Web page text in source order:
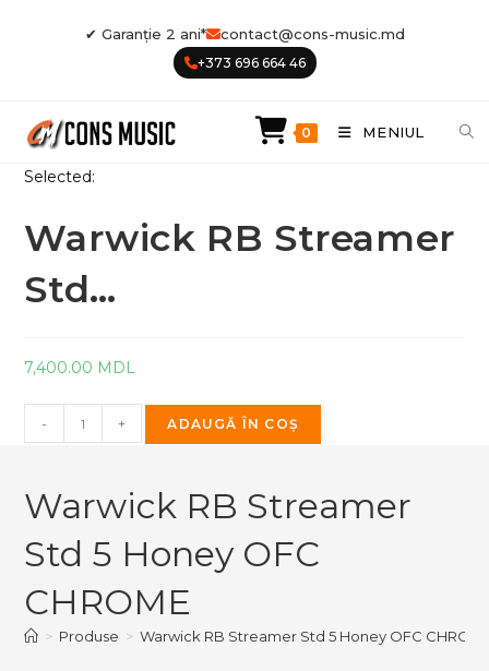
✔ Garanție 2 ani* contact@cons-music.md
+373 696 664 46
0 MENIUL
Selected:
Warwick RB Streamer
Std…
7,400.00 MDL
Cantitate
Warwick
Streamer
Std
5
OFC
CHROME
- + ADAUGĂ ÎN COȘ
Warwick RB Streamer
Std 5 Honey OFC
CHROME
> Produse > Warwick RB Streamer Std 5 Honey OFC